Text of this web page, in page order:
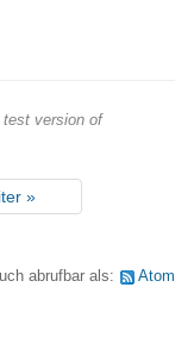
test version of
»
abrufbar als: Atom